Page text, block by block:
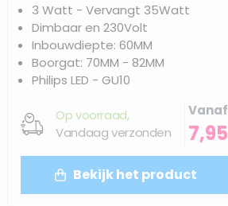
3 Watt - Vervangt 35Watt
Dimbaar en 230Volt
Inbouwdiepte: 60MM
Boorgat: 70MM - 82MM
Philips LED - GU10
Op voorraad,
Vandaag verzonden
Vanaf
7,95
Bekijk het product